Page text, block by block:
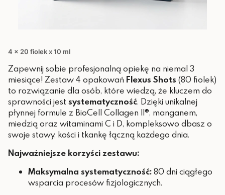
4 x 20 fiolek x 10 ml
Zapewnij sobie profesjonalną opiekę na niemal 3
miesiące! Zestaw 4 opakowań Flexus Shots (80 fiolek)
to rozwiązanie dla osób, które wiedzą, że kluczem do
sprawności jest systematyczność. Dzięki unikalnej
płynnej formule z BioCell Collagen II®, manganem,
miedzią oraz witaminami C i D, kompleksowo dbasz o
swoje stawy, kości i tkankę łączną każdego dnia.
Najważniejsze korzyści zestawu:
Maksymalna systematyczność:80 dni ciągłego
wsparcia procesów fizjologicznych.